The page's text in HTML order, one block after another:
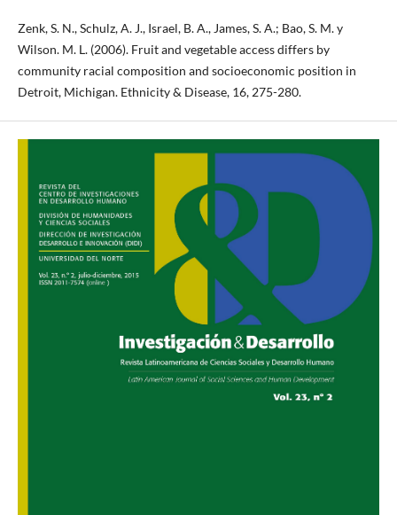
Zenk, S. N., Schulz, A. J., Israel, B. A., James, S. A.; Bao, S. M. y
Wilson. M. L. (2006). Fruit and vegetable access differs by
community racial composition and socioeconomic position in
Detroit, Michigan. Ethnicity & Disease, 16, 275-280.